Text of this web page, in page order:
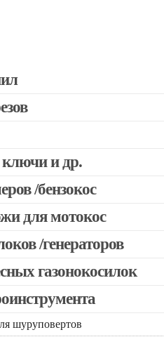
Partner
mac, Echo и др.
и др.
/бензокос
триммеров
/Husqvarna /Oleo-mac /Echo и
для мотокос
/генераторов
газонокосилок
шуруповертов